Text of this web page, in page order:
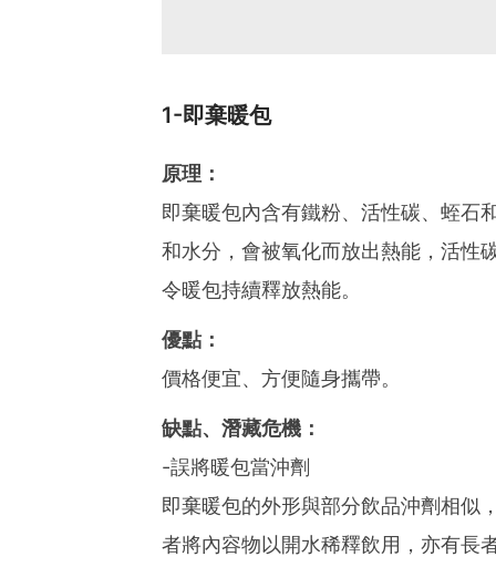
1-即棄暖包
原理：
即棄暖包內含有鐵粉、活性碳、蛭石
和水分，會被氧化而放出熱能，活性
令暖包持續釋放熱能。
優點：
價格便宜、方便隨身攜帶。
缺點、潛藏危機：
-誤將暖包當沖劑
即棄暖包的外形與部分飲品沖劑相似
者將內容物以開水稀釋飲用，亦有長